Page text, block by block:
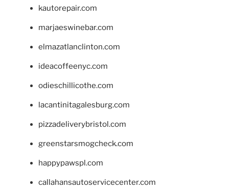
kautorepair.com
marjaeswinebar.com
elmazatlanclinton.com
ideacoffeenyc.com
odieschillicothe.com
lacantinitagalesburg.com
pizzadeliverybristol.com
greenstarsmogcheck.com
happypawspl.com
callahansautoservicecenter.com